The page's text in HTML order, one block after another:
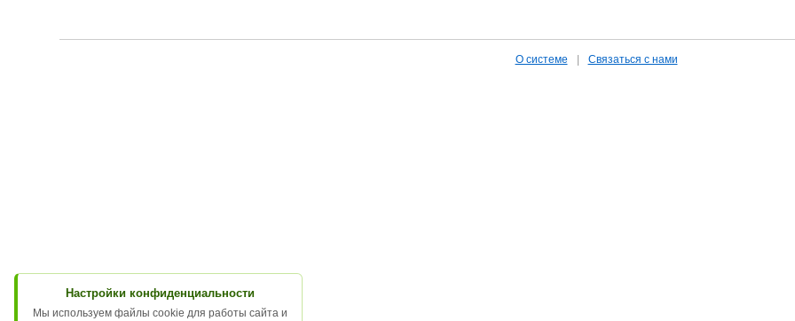
О системе Связаться с нами
Настройки конфиденциальности
Мы используем файлы cookie для работы сайта и